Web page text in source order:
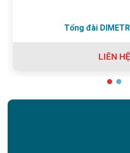
Tổng đài
LIÊN HỆ